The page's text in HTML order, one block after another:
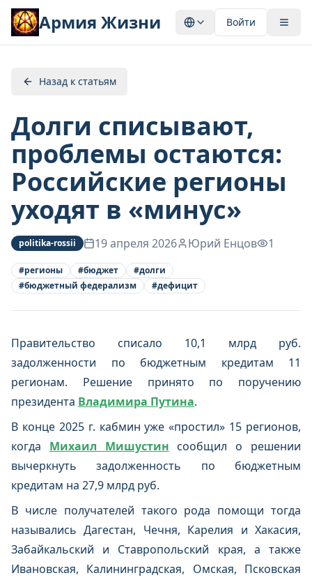
Армия Жизни Войти
Назад к статьям
Долги списывают,
проблемы остаются:
Российские регионы
уходят в «минус»
politika-rossii 19 апреля 2026 Юрий Енцов 1
#регионы #бюджет #долги
#бюджетный федерализм #дефицит
Правительство списало 10,1 млрд руб.
задолженности по бюджетным кредитам 11
регионам. Решение принято по поручению
президента Владимира Путина.
В конце 2025 г. кабмин уже «простил» 15 регионов,
когда Михаил Мишустин сообщил о решении
вычеркнуть задолженность по бюджетным
кредитам на 27,9 млрд руб.
В числе получателей такого рода помощи тогда
назывались Дагестан, Чечня, Карелия и Хакасия,
Забайкальский и Ставропольский края, а также
Ивановская, Калининградская, Омская, Псковская